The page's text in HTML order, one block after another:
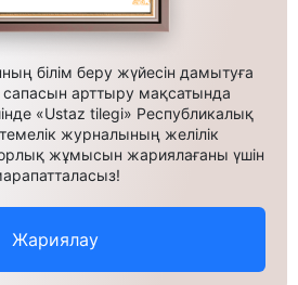
білім беру жүйесін дамытуға
сапасын арттыру мақсатында
«Ustaz tilegi» Республикалық
журналының желілік
жұмысын жариялағаны үшін
Жариялау